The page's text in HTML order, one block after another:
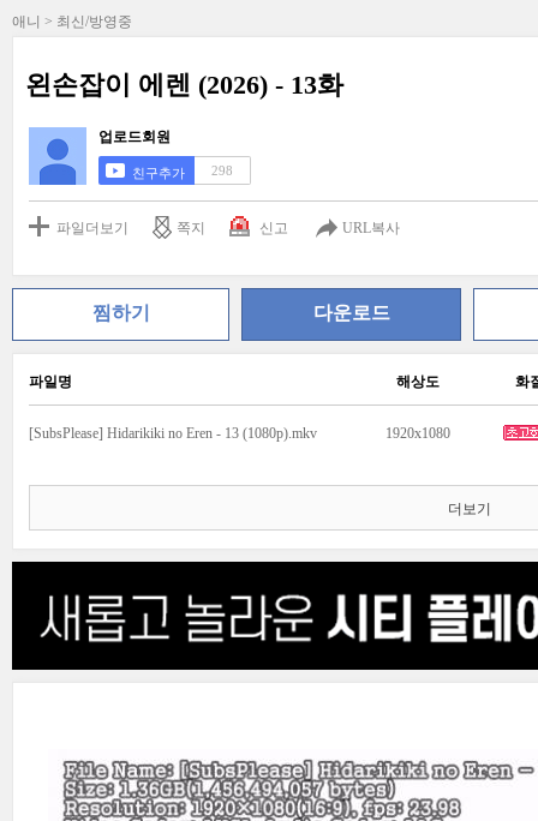
애니 > 최신/방영중
왼손잡이 에렌 (2026) - 13화
업로드회원
친구추가 298
파일더보기 쪽지 신고 URL복사
찜하기 다운로드
파일명 해상도 화
[SubsPlease] Hidarikiki no Eren - 13 (1080p).mkv 1920x1080
더보기